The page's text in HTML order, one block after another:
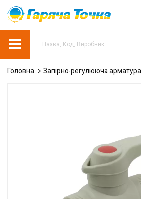
Головна Запірно-регулююча арматура